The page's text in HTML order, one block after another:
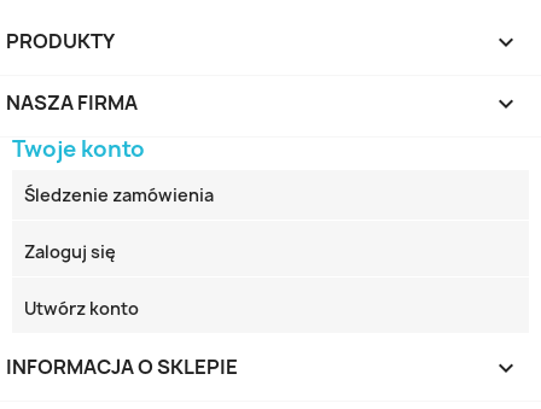
PRODUKTY 
NASZA FIRMA 
Twoje konto
Śledzenie zamówienia
Zaloguj się
Utwórz konto
INFORMACJA O SKLEPIE keyboard_arrow_down